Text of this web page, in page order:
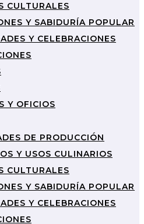
CULTURALES
Y SABIDURÍA POPULAR
Y CELEBRACIONES
Y OFICIOS
DE PRODUCCIÓN
Y USOS CULINARIOS
CULTURALES
Y SABIDURÍA POPULAR
Y CELEBRACIONES